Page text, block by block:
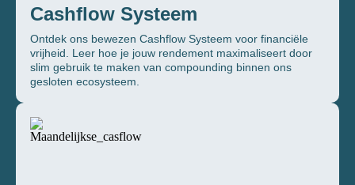
Cashflow Systeem
Ontdek ons bewezen Cashflow Systeem voor financiële
vrijheid. Leer hoe je jouw rendement maximaliseert door
slim gebruik te maken van compounding binnen ons
gesloten ecosysteem.